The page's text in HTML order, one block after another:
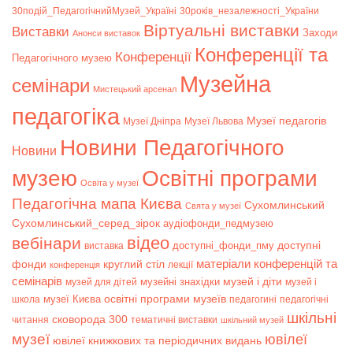
30подій_ПедагогічнийМузей_Україні 30років_незалежності_України
Bиставки Анонси виставок Віртуальні виставки Заходи
Педагогічного музею Конференції Конференції та
семінари Мистецький арсенал Музейна
педагогіка Музеї Дніпра Музеї Львова Музеї педагогів
Новини Новини Педагогічного
музею Освіта у музеї Освітні програми
Педагогічна мапа Києва Свята у музеї Сухомлинський
Сухомлинський_серед_зірок аудіофонди_педмузею
вебінари виставка відео доступні_фонди_пму доступні
фонди конференція круглий стіл лекції матеріали конференцій та
семінарів музей для дітей музейні знахідки музей і діти музей і
школа музеї Києва освітні програми музеїв педагогині педагогічні
читання сковорода 300 тематичні виставки шкільний музей шкільні
музеї ювілеї книжкових та періодичних видань ювілеї